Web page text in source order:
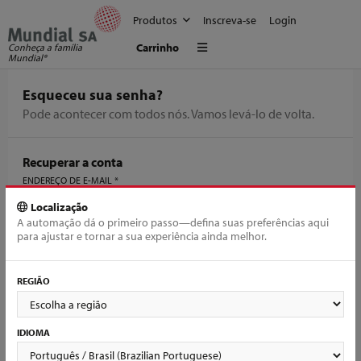
Localização
A automação dá o primeiro passo—defina suas preferências aqui
para ajustar e tornar a sua experiência ainda melhor.
REGIÃO
IDIOMA
Conheça a família
Mundial®
Produtos Inscreva-se
Login
Carrinho
Menu
Esqueceu sua senha?
Pode acontecer com todos nós. Vamos levá-lo de volta.
Recuperar a conta
ENDEREÇO DE E-MAIL *OBRIGATÓRIO
Redefinir senha